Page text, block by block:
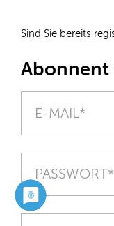
Sind Sie bereits
Abonnent